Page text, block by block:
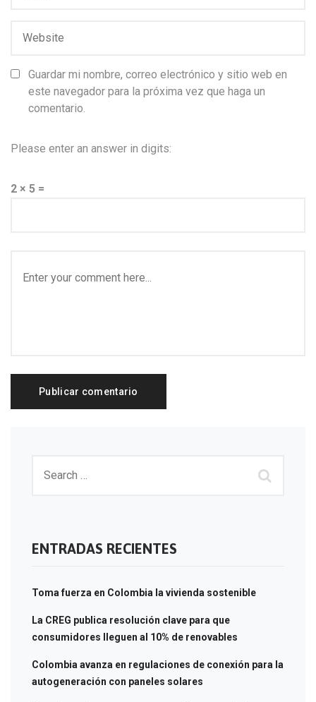
Guardar mi nombre, correo electrónico y sitio web en
este navegador para la próxima vez que haga un
comentario.
Please enter an answer in digits:
2 × 5 =
ENTRADAS RECIENTES
Toma fuerza en Colombia la vivienda sostenible
La CREG publica resolución clave para que
consumidores lleguen al 10% de renovables
Colombia avanza en regulaciones de conexión para la
autogeneración con paneles solares